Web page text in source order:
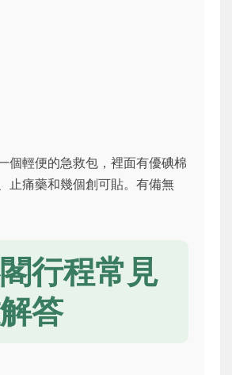
個輕便的急救包，裡面有優碘棉
止痛藥和幾個創可貼。有備無
行程常見
答